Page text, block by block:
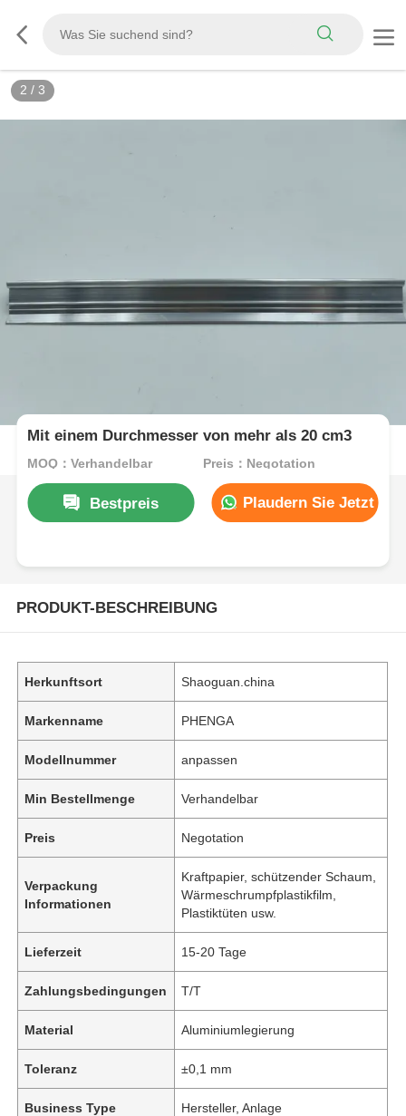
2 / 3
Mit einem Durchmesser von mehr als 20 cm3
MOQ：Verhandelbar Preis：Negotation
Bestpreis Plaudern Sie Jetzt
PRODUKT-BESCHREIBUNG
Herkunftsort Shaoguan.china
Markenname PHENGA
Modellnummer anpassen
Min Bestellmenge Verhandelbar
Preis Negotation
Verpackung
Informationen
Kraftpapier, schützender Schaum,
Wärmeschrumpfplastikfilm,
Plastiktüten usw.
Lieferzeit 15-20 Tage
Zahlungsbedingungen T/T
Material Aluminiumlegierung
Toleranz ±0,1 mm
Business Type Hersteller, Anlage